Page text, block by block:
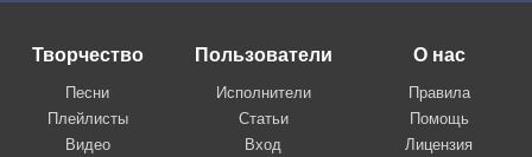
Творчество
Песни
Плейлисты
Видео
Пользователи
Исполнители
Статьи
Вход
О нас
Правила
Помощь
Лицензия